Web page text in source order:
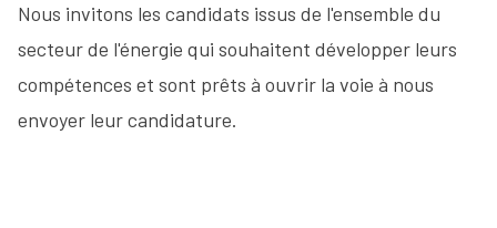
Nous invitons les candidats issus de l'ensemble du
secteur de l'énergie qui souhaitent développer leurs
compétences et sont prêts à ouvrir la voie à nous
envoyer leur candidature.